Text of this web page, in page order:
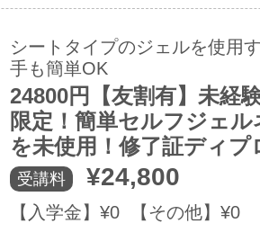
シートタイプのジェルを使用
手も簡単OK
24800円【友割有】未経
限定！簡単セルフジェ
を未使用！修了証ディプ
受講料 ¥24,800
【入学金】¥0 【その他】¥0